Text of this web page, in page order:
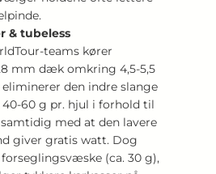
& tubeless
teams kører
mm dæk omkring 4,5-5,5
eliminerer den indre slange
40-60 g pr. hjul i forhold til
med at den lavere
giver gratis watt. Dog
(ca. 30 g),